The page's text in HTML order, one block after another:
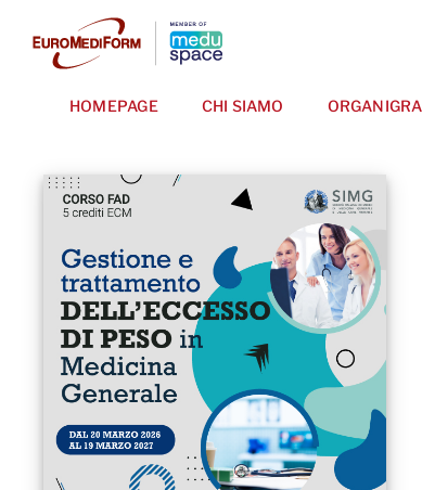
contenuto
HOMEPAGE CHI SIAMO